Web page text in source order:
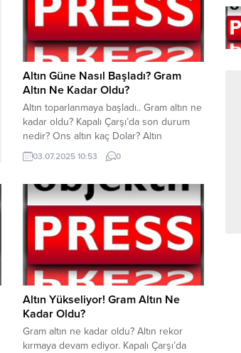
Altın Güne Nasıl Başladı? Gram
Altın Ne Kadar Oldu?
Altın toparlanmaya başladı.. Gram altın ne
kadar oldu? Kapalı Çarşı’da son durum
nedir? Ons altın kaç Dolar? Altın
toparlanmaya başladı. Altın, İsrail-İran
çatışmasının başlamasıyla birlikte
ateşkesin sağlanmasıyla birlikte altın bir
miktar geri çekildi. Uluslararası risklerin
devam etmesiyle birlikte altın tekrar
yükseliş trendine girdi. Gram altın...
03.07.2025 10:53 0
Altın Yükseliyor! Gram Altın Ne
Kadar Oldu?
Gram altın ne kadar oldu? Altın rekor
kırmaya devam ediyor. Kapalı Çarşı’da